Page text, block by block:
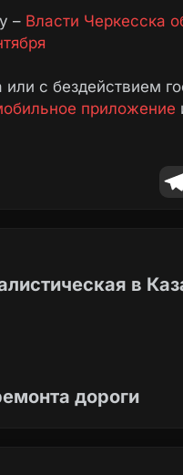
– Власти Черкесска
с бездействием
приложение
в
дороги